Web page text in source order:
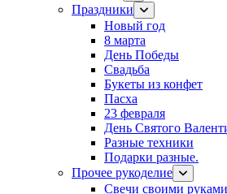
Праздники
Новый год
8 марта
День Победы
Свадьба
Букеты из конфет
Пасха
23 февраля
День Святого
Разные техники
Подарки разные.
Прочее рукоделие
Свечи своими руками